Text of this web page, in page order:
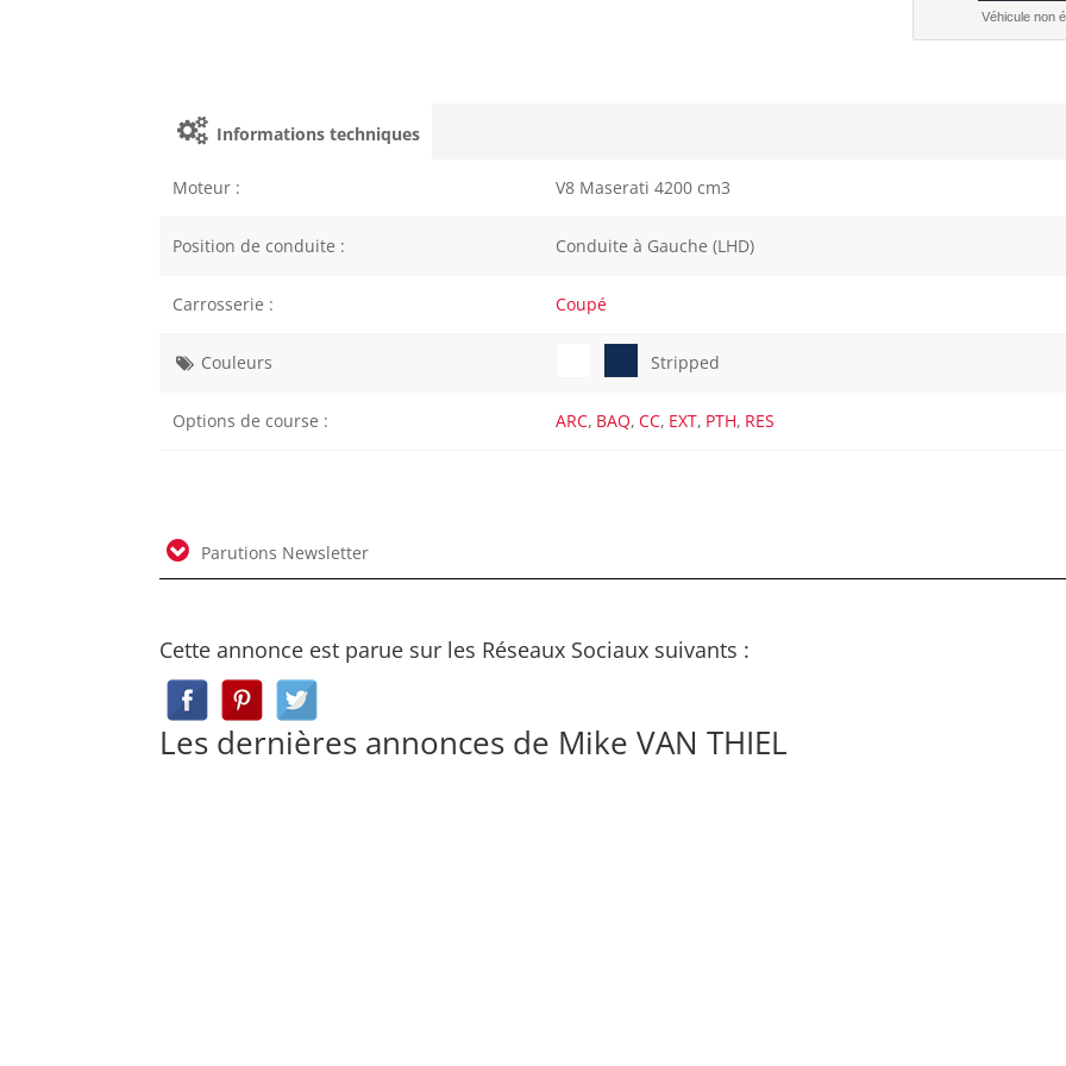
Véhicule non
Informations techniques
Moteur : V8 Maserati 4200 cm3
Position de conduite : Conduite à Gauche (LHD)
Carrosserie : Coupé
Couleurs Stripped
Options de course : ARC, BAQ, CC, EXT, PTH, RES
Parutions Newsletter
Cette annonce est parue sur les Réseaux Sociaux suivants :
Les dernières annonces de Mike VAN THIEL